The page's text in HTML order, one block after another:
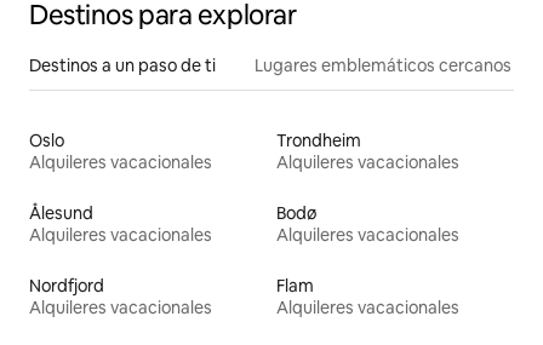
Destinos para explorar
Destinos a un paso de ti Lugares emblemáticos cercanos
Oslo
Alquileres vacacionales
Trondheim
Alquileres vacacionales
Ålesund
Alquileres vacacionales
Bodø
Alquileres vacacionales
Nordfjord
Alquileres vacacionales
Flam
Alquileres vacacionales